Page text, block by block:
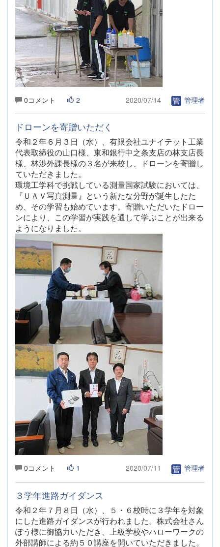
0コメント 2 2020/07/14 管理者
ドローンを寄贈いただく
令和２年６月３日（水）、有限会社ユナイテット工業
代表取締役の山口様、東和銀行中之条支店の林支店長
様、林渉外課長様の３名が来校し、ドローンを寄贈し
ていただきました。
環境工学科で挑戦している測量国家試験においては、
『ＵＡＶ写真測量』という新たな分野が誕生したた
め、その学習も始めています。寄贈いただいたドロー
ンにより、この学習が実践を通して学ぶことが出来る
ようになりました。
0コメント 1 2020/07/11 管理者
３学年進路ガイダンス
令和２年７月８日（水） 、５・６校時に３学年を対象
にした進路ガイダンスが行われました。株式会社さん
ぽう様に御協力いただき、上級学校やハローワークの
外部講師による約５０講座を開いていただきました。